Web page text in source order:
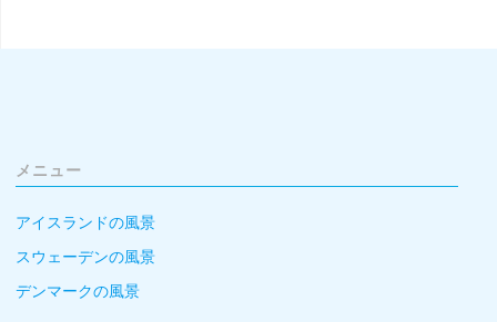
メニュー
アイスランドの風景
スウェーデンの風景
デンマークの風景